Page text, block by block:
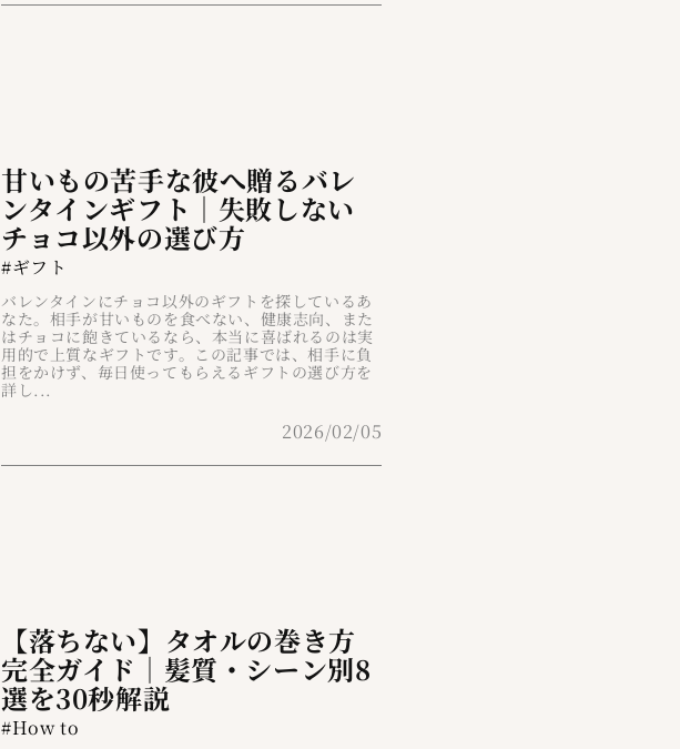
甘いもの苦手な彼へ贈るバレ
ンタインギフト｜失敗しない
チョコ以外の選び方
#ギフト
バレンタインにチョコ以外のギフトを探しているあ
なた。相手が甘いものを食べない、健康志向、また
はチョコに飽きているなら、本当に喜ばれるのは実
用的で上質なギフトです。この記事では、相手に負
担をかけず、毎日使ってもらえるギフトの選び方を
詳し...
2026/02/05
【落ちない】タオルの巻き方
完全ガイド｜髪質・シーン別8
選を30秒解説
#How to